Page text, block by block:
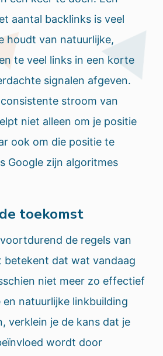
aantal backlinks is veel
houdt van natuurlijke,
te veel links in een korte
signalen afgeven.
stroom van
niet alleen om je positie
ook om die positie te
Google zijn algoritmes
toekomst
de regels van
betekent dat wat vandaag
niet meer zo effectief
en natuurlijke linkbuilding
verklein je de kans dat je
wordt door